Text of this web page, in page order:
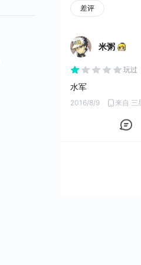
差评
米粥
玩过
水军
2016/8/9 来自 三